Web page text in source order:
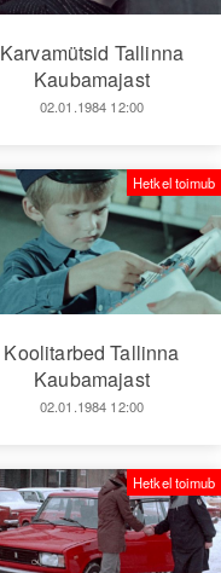
Karvamütsid Tallinna
Kaubamajast
02.01.1984 12:00
Koolitarbed Tallinna
Kaubamajast
02.01.1984 12:00
Hetkel toimub
Hetkel toimub